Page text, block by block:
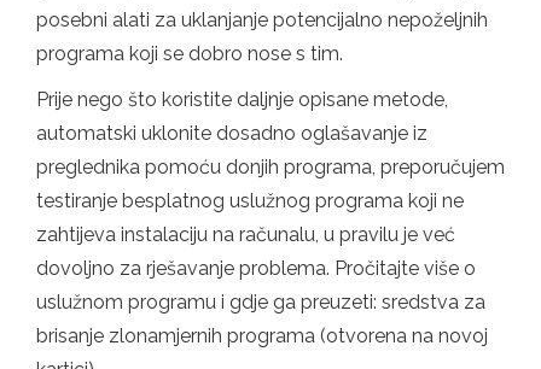
posebni alati za uklanjanje potencijalno nepoželjnih
programa koji se dobro nose s tim.
Prije nego što koristite daljnje opisane metode,
automatski uklonite dosadno oglašavanje iz
preglednika pomoću donjih programa, preporučujem
testiranje besplatnog uslužnog programa koji ne
zahtijeva instalaciju na računalu, u pravilu je već
dovoljno za rješavanje problema. Pročitajte više o
uslužnom programu i gdje ga preuzeti: sredstva za
brisanje zlonamjernih programa (otvorena na novoj